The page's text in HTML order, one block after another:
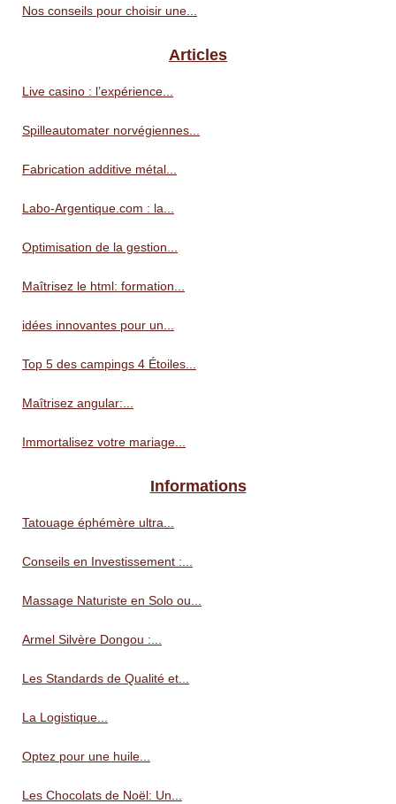
Nos conseils pour choisir une...
Articles
Live casino : l’expérience...
Spilleautomater norvégiennes...
Fabrication additive métal...
Labo-Argentique.com : la...
Optimisation de la gestion...
Maîtrisez le html: formation...
idées innovantes pour un...
Top 5 des campings 4 Étoiles...
Maîtrisez angular:...
Immortalisez votre mariage...
Informations
Tatouage éphémère ultra...
Conseils en Investissement :...
Massage Naturiste en Solo ou...
Armel Silvère Dongou :...
Les Standards de Qualité et...
La Logistique...
Optez pour une huile...
Les Chocolats de Noël: Un...